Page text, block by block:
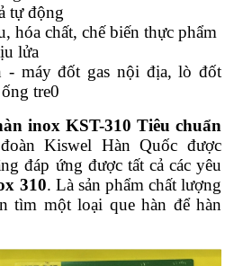
tự động
hóa chất, chế biến thực phẩm
lửa
- máy đốt gas nội địa, lò đốt
tre0
inox KST-310 Tiêu chuẩn
Kiswel Hàn Quốc được
đáp ứng được tất cả các yêu
310. Là sản phẩm chất lượng
tìm một loại que hàn để hàn